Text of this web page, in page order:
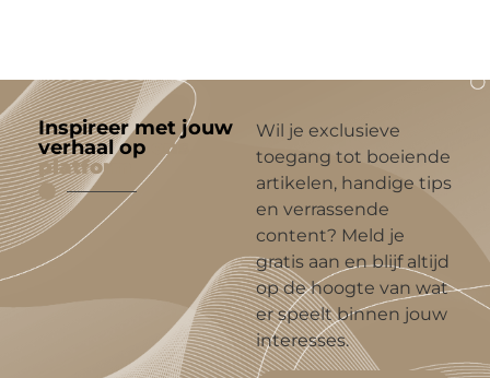
Inspireer met jouw
verhaal op
ons
platform
Wil je exclusieve
toegang tot boeiende
artikelen, handige tips
en verrassende
content? Meld je
gratis aan en blijf altijd
op de hoogte van wat
er speelt binnen jouw
interesses.